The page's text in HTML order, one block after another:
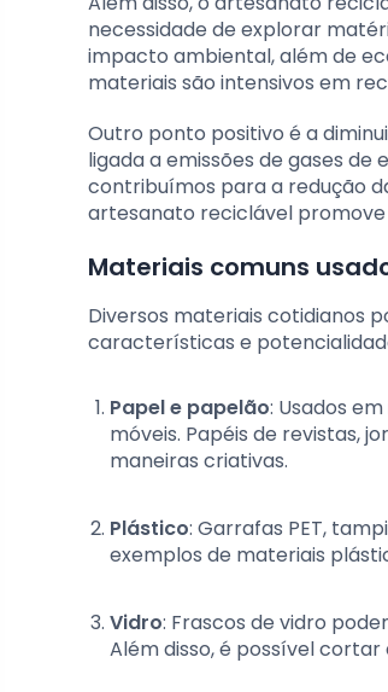
necessidade de explorar
impacto ambiental, além de
materiais são intensivos em
Outro ponto positivo é a
ligada a emissões de gases
contribuímos para a redução
artesanato reciclável promove
Materiais comuns
Diversos materiais cotidianos
características e
Papel e papelão: Usados
móveis. Papéis de revistas,
maneiras criativas.
Plástico: Garrafas PET,
exemplos de materiais
Vidro: Frascos de vidro
Além disso, é possível